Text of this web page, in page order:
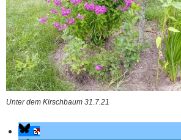
Unter dem Kirschbaum 31.7.21